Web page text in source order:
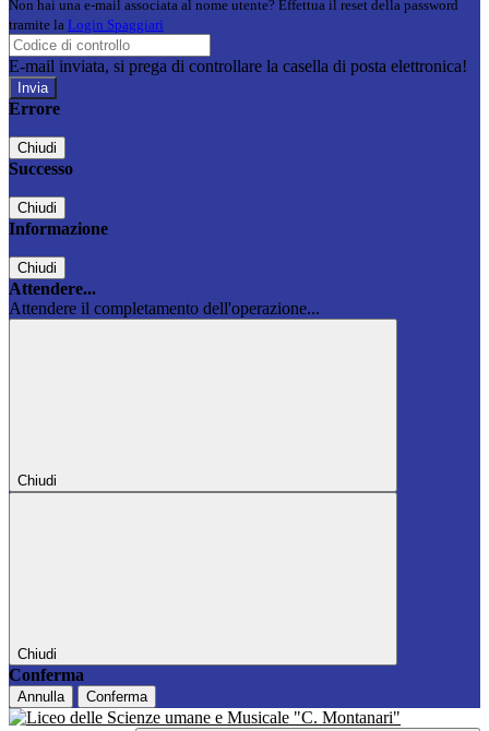
Non hai una e-mail associata al nome utente? Effettua il reset della password
tramite la Login Spaggiari
E-mail inviata, si prega di controllare la casella di posta elettronica!
Errore
Chiudi
Successo
Chiudi
Informazione
Chiudi
Attendere...
Attendere il completamento dell'operazione...
Chiudi
Chiudi
Conferma
Annulla Conferma